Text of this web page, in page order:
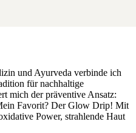
und Ayurveda verbinde ich
für nachhaltige
mich der präventive Ansatz:
Favorit? Der Glow Drip! Mit
Power, strahlende Haut